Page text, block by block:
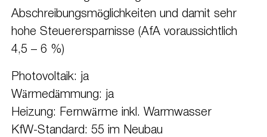
Abschreibungsmöglichkeiten und damit sehr
hohe Steuerersparnisse (AfA voraussichtlich
4,5 – 6 %)
Photovoltaik: ja
Wärmedämmung: ja
Heizung: Fernwärme inkl. Warmwasser
KfW-Standard: 55 im Neubau